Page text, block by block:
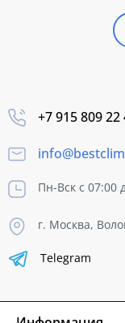
+7 915 809 22
Пн-Вск с 07:00
г. Москва,
Telegram